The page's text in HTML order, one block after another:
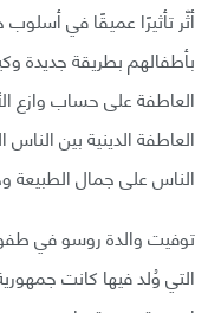
أثّر تأثيرًا عميقًا في
بأطفالهم بطريقة جديدة
العاطفة على حساب وازع
العاطفة الدينية بين الناس
الناس على جمال الطبيعة
توفيت والدة روسو في
التي وُلد فيها كانت